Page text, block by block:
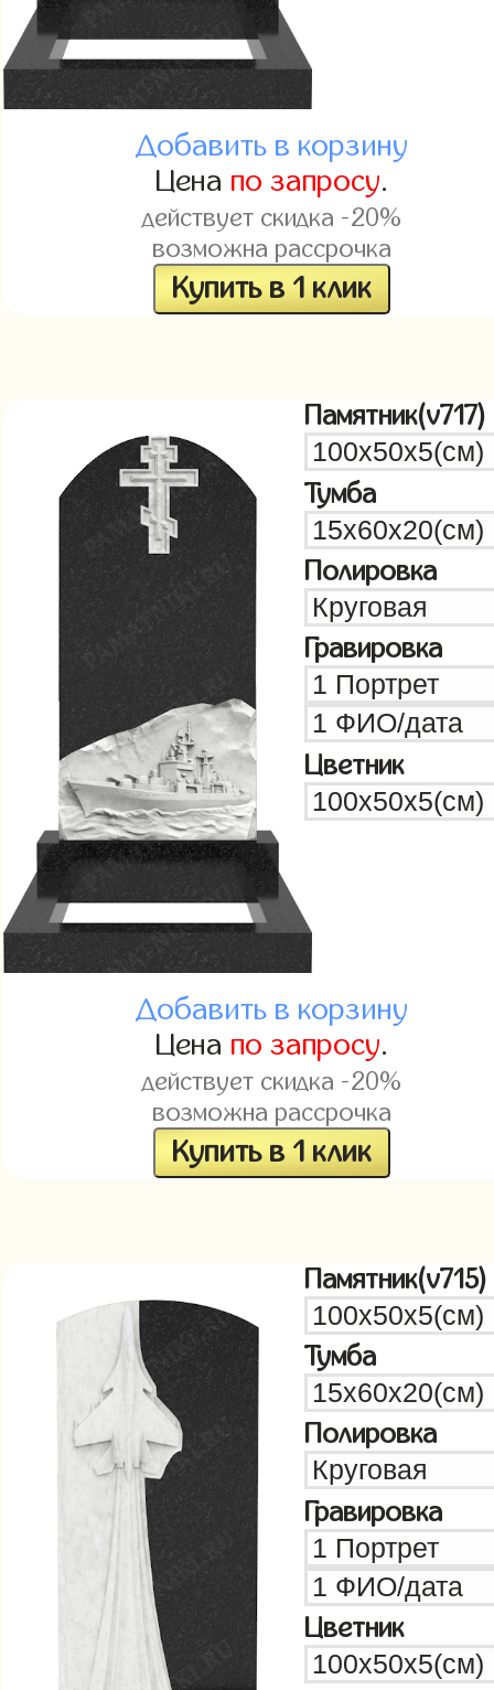
Добавить в корзину
Цена по запросу.
действует скидка -20%
возможна рассрочка
Купить в 1 клик
Памятник(v717)
Тумба
Полировка
Гравировка
Цветник
Добавить в корзину
Цена по запросу.
действует скидка -20%
возможна рассрочка
Купить в 1 клик
Памятник(v715)
Тумба
Полировка
Гравировка
Цветник